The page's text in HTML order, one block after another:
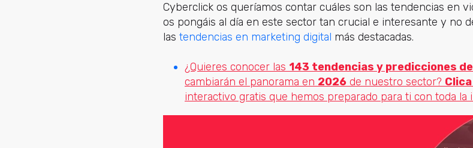
Cyberclick os queríamos contar cuáles son las tendencias en
os pongáis al día en este sector tan crucial e interesante y no
las tendencias en marketing digital más destacadas.
¿Quieres conocer las 143 tendencias y predicciones
cambiarán el panorama en 2026 de nuestro sector?
interactivo gratis que hemos preparado para ti con toda la